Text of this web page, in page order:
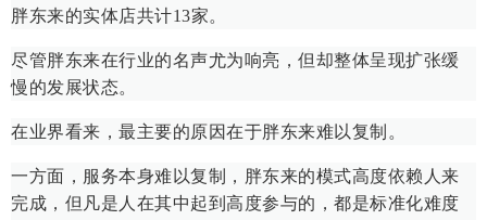
胖东来的实体店共计13家。
尽管胖东来在行业的名声尤为响亮，但却整体呈现扩张缓
慢的发展状态。
在业界看来，最主要的原因在于胖东来难以复制。
一方面，服务本身难以复制，胖东来的模式高度依赖人来
完成，但凡是人在其中起到高度参与的，都是标准化难度